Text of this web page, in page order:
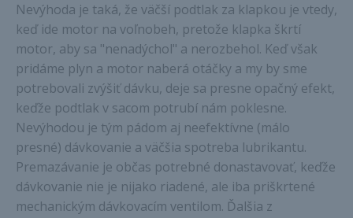
Nevýhoda je taká, že väčší podtlak za klapkou je vtedy,
keď ide motor na voľnobeh, pretože klapka škrtí
motor, aby sa "nenadýchol" a nerozbehol. Keď však
pridáme plyn a motor naberá otáčky a my by sme
potrebovali zvýšiť dávku, deje sa presne opačný efekt,
keďže podtlak v sacom potrubí nám poklesne.
Nevýhodou je tým pádom aj neefektívne (málo
presné) dávkovanie a väčšia spotreba lubrikantu.
Premazávanie je občas potrebné donastavovať, keďže
dávkovanie nie je nijako riadené, ale iba priškrtené
mechanickým dávkovacím ventilom. Ďalšia z